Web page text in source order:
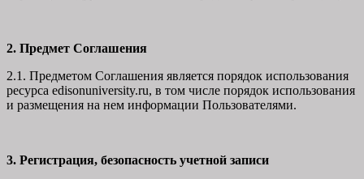
2. Предмет Соглашения
2.1. Предметом Соглашения является порядок использования
ресурса edisonuniversity.ru, в том числе порядок использования
и размещения на нем информации Пользователями.
3. Регистрация, безопасность учетной записи